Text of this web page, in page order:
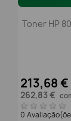
Toner HP
213,68 €
262,83 €
0